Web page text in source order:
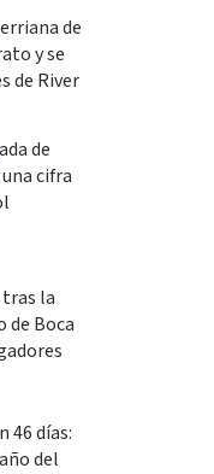
de
y se
de River
de
cifra
la
de Boca
46 días:
del